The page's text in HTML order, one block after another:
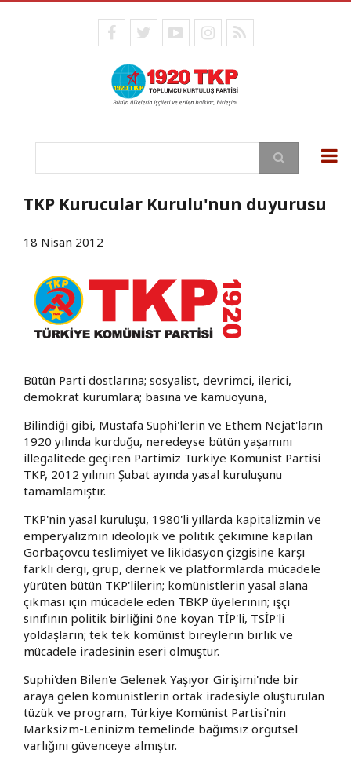
facebooktwitteryoutubeinstagram
RSS
Ara
TKP Kurucular Kurulu'nun duyurusu
18 Nisan 2012
Bütün Parti dostlarına; sosyalist, devrimci, ilerici,
demokrat kurumlara; basına ve kamuoyuna,
Bilindiği gibi, Mustafa Suphi'lerin ve Ethem Nejat'ların
1920 yılında kurduğu, neredeyse bütün yaşamını
illegalitede geçiren Partimiz Türkiye Komünist Partisi
TKP, 2012 yılının Şubat ayında yasal kuruluşunu
tamamlamıştır.
TKP'nin yasal kuruluşu, 1980'li yıllarda kapitalizmin ve
emperyalizmin ideolojik ve politik çekimine kapılan
Gorbaçovcu teslimiyet ve likidasyon çizgisine karşı
farklı dergi, grup, dernek ve platformlarda mücadele
yürüten bütün TKP'lilerin; komünistlerin yasal alana
çıkması için mücadele eden TBKP üyelerinin; işçi
sınıfının politik birliğini öne koyan TİP'li, TSİP'li
yoldaşların; tek tek komünist bireylerin birlik ve
mücadele iradesinin eseri olmuştur.
Suphi'den Bilen'e Gelenek Yaşıyor Girişimi'nde bir
araya gelen komünistlerin ortak iradesiyle oluşturulan
tüzük ve program, Türkiye Komünist Partisi'nin
Marksizm-Leninizm temelinde bağımsız örgütsel
varlığını güvenceye almıştır.